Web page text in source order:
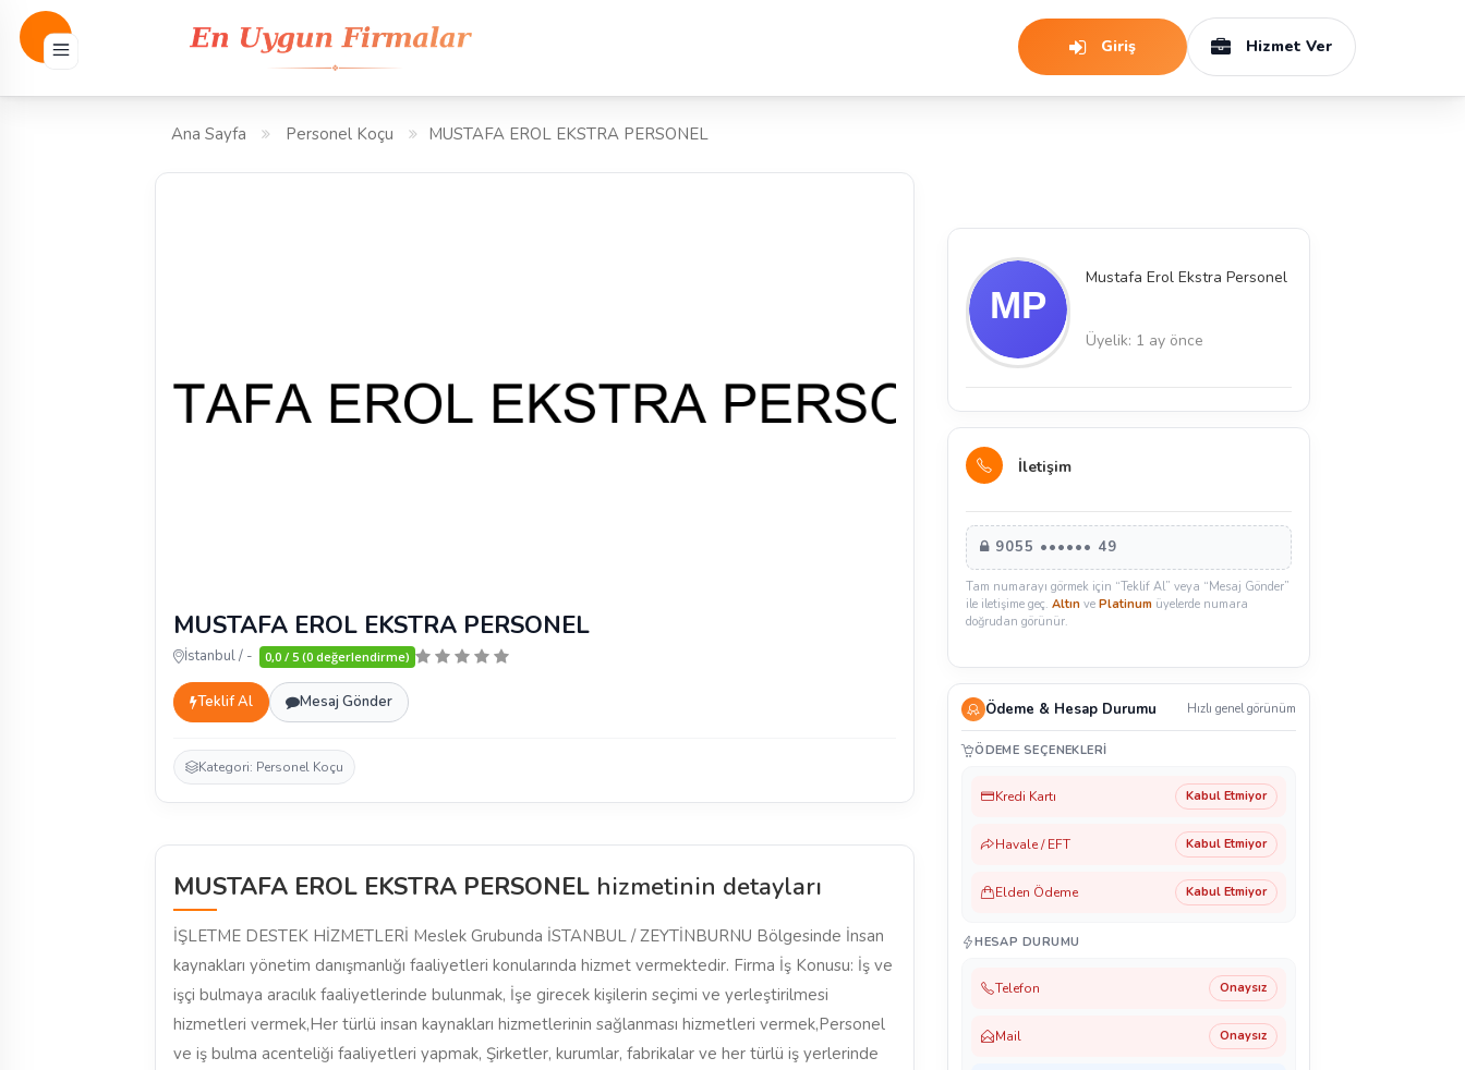
Giriş Hizmet Ver
Ana Sayfa Personel Koçu MUSTAFA EROL EKSTRA PERSONEL
MUSTAFA EROL EKSTRA PERSONEL
İstanbul / - 0,0 / 5 (0 değerlendirme)
Teklif Al Mesaj Gönder
Kategori: Personel Koçu
MUSTAFA EROL EKSTRA PERSONEL hizmetinin detayları
İŞLETME DESTEK HİZMETLERİ Meslek Grubunda İSTANBUL / ZEYTİNBURNU Bölgesinde İnsan
kaynakları yönetim danışmanlığı faaliyetleri konularında hizmet vermektedir. Firma İş Konusu: İş ve
işçi bulmaya aracılık faaliyetlerinde bulunmak, İşe girecek kişilerin seçimi ve yerleştirilmesi
hizmetleri vermek,Her türlü insan kaynakları hizmetlerinin sağlanması hizmetleri vermek,Personel
ve iş bulma acenteliği faaliyetleri yapmak, Şirketler, kurumlar, fabrikalar ve her türlü iş yerlerinde
Mustafa Erol Ekstra Personel
Üyelik: 1 ay önce
İletişim
9055 •••••• 49
Tam numarayı görmek için “Teklif Al” veya “Mesaj Gönder”
ile iletişime geç. Altınve Platinumüyelerde numara
doğrudan görünür.
Ödeme & Hesap Durumu Hızlı genel görünüm
ÖDEME SEÇENEKLERI
Kredi Kartı Kabul Etmiyor
Havale / EFT Kabul Etmiyor
Elden Ödeme Kabul Etmiyor
HESAP DURUMU
Telefon Onaysız
Mail Onaysız